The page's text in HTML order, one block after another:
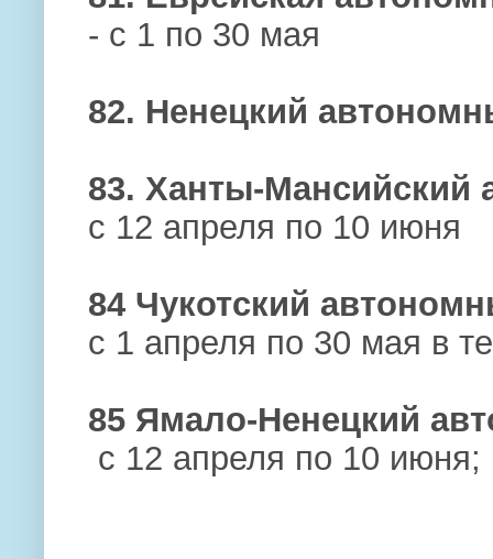
- с 1 по 30 мая
82. Ненецкий
83. Ханты-
с 12 апреля по 10 июня
84 Чукотский
с 1 апреля по 30 мая в
85 Ямало-Ненецкий
с 12 апреля по 10 июня;